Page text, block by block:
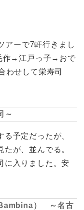
アーで7軒行きまし
作→江戸っ子→おで
せして栄寿司
～
予定だったが、
が、並んでる。
に入りました。安
） ～名古